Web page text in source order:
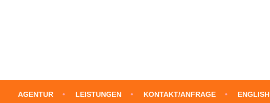
AGENTUR LEISTUNGEN KONTAKT/ANFRAGE ENGLISH